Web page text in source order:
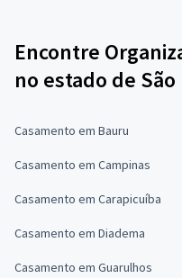
Encontre
no estado de São
Casamento em Bauru
Casamento em Campinas
Casamento em Carapicuíba
Casamento em Diadema
Casamento em Guarulhos